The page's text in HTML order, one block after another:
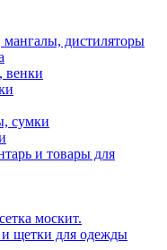
дистиляторы
венки
сумки
и товары для
москит.
щетки для одежды